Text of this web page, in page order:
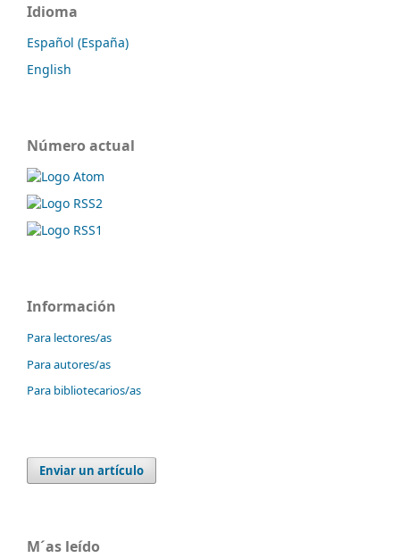
Idioma
Español (España)
English
Número actual
Información
Para lectores/as
Para autores/as
Para bibliotecarios/as
Enviar un artículo
M´as leído